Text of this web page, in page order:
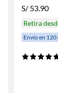
S/ 53.90
Retira
Envío en 120